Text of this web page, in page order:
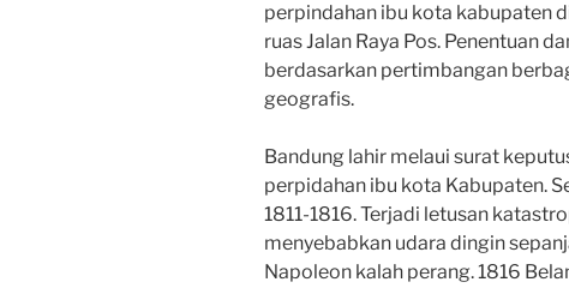
perpindahan ibu kota kabupaten
ruas Jalan Raya Pos. Penentuan
berdasarkan pertimbangan
geografis.
Bandung lahir melaui surat
perpidahan ibu kota Kabupaten.
1811-1816. Terjadi letusan
menyebabkan udara dingin
Napoleon kalah perang. 1816